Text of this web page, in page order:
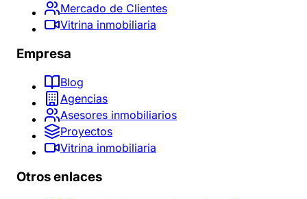
Mercado de Clientes
Vitrina inmobiliaria
Empresa
Blog
Agencias
Asesores inmobiliarios
Proyectos
Vitrina inmobiliaria
Otros enlaces